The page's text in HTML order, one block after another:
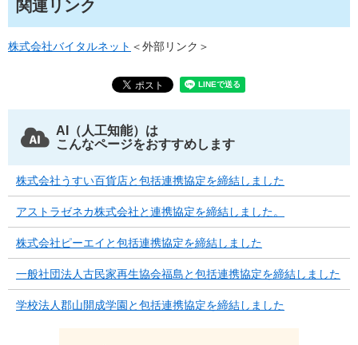
関連リンク
株式会社バイタルネット ＜外部リンク＞
AI（人工知能）は
こんなページをおすすめします
株式会社うすい百貨店と包括連携協定を締結しました
アストラゼネカ株式会社と連携協定を締結しました。
株式会社ピーエイと包括連携協定を締結しました
一般社団法人古民家再生協会福島と包括連携協定を締結しました
学校法人郡山開成学園と包括連携協定を締結しました